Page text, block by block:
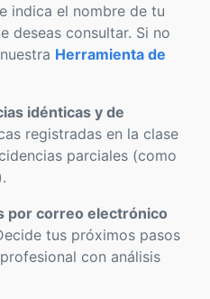
e indica el nombre de tu
deseas consultar. Si no
Herramienta de
idénticas y de
registradas en la clase
parciales (como
por correo electrónico
tus próximos pasos
con análisis